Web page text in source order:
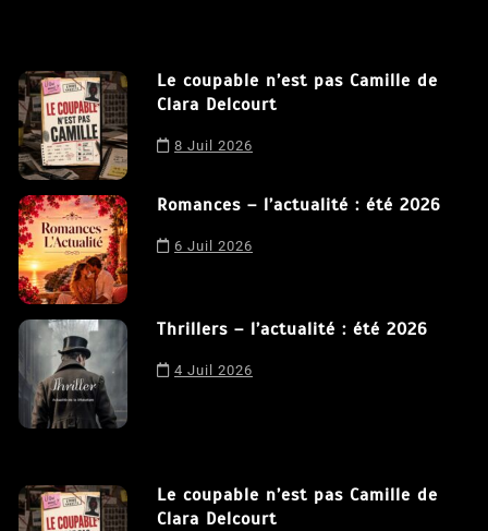
Le coupable n’est pas Camille de
Clara Delcourt
8 Juil 2026
Romances – l’actualité : été 2026
6 Juil 2026
Thrillers – l’actualité : été 2026
4 Juil 2026
Le coupable n’est pas Camille de
Clara Delcourt